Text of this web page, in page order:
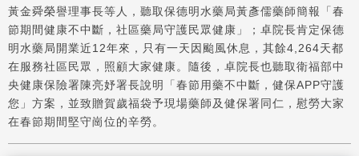
黃金舜榮譽理事長等人，聽取保德明水藥局黃彥儒藥師簡報「春
節期間健康不中斷，社區藥局守護民眾健康」；卓院長肯定保德
明水藥局開業近12年來，只有一天因颱風休息，其餘4,264天都
在服務社區民眾，照顧大家健康。隨後，卓院長也聽取衛福部中
央健康保險署陳亮妤署長說明「春節用藥不中斷，健保APP守護
您」方案，並致贈賀歲福袋予現場藥師及健保署同仁，慰勞大家
在春節期間堅守崗位的辛勞。